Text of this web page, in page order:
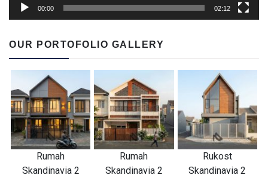
00:00 02:12
OUR PORTOFOLIO GALLERY
Rumah
Skandinavia 2
Rumah
Skandinavia 2
Rukost
Skandinavia 2